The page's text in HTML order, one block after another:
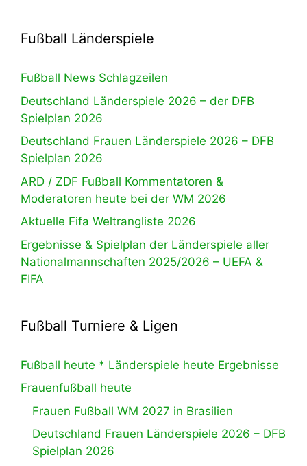
Fußball Länderspiele
Fußball News Schlagzeilen
Deutschland Länderspiele 2026 – der DFB
Spielplan 2026
Deutschland Frauen Länderspiele 2026 – DFB
Spielplan 2026
ARD / ZDF Fußball Kommentatoren &
Moderatoren heute bei der WM 2026
Aktuelle Fifa Weltrangliste 2026
Ergebnisse & Spielplan der Länderspiele aller
Nationalmannschaften 2025/2026 – UEFA &
FIFA
Fußball Turniere & Ligen
Fußball heute * Länderspiele heute Ergebnisse
Frauenfußball heute
Frauen Fußball WM 2027 in Brasilien
Deutschland Frauen Länderspiele 2026 – DFB
Spielplan 2026